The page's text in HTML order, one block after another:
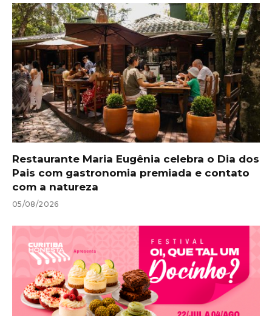
Restaurante Maria Eugênia celebra o Dia dos
Pais com gastronomia premiada e contato
com a natureza
05/08/2026